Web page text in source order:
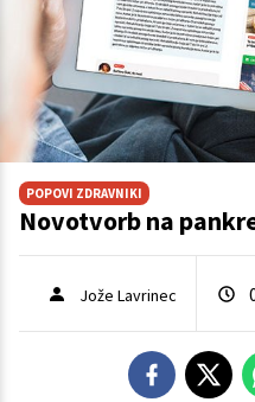
POPOVI ZDRAVNIKI
Novotvorb na
Jože Lavrinec